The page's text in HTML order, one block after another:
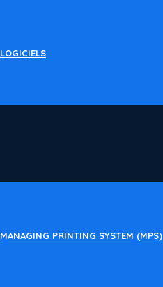
LOGICIELS
MANAGING PRINTING SYSTEM (MPS)